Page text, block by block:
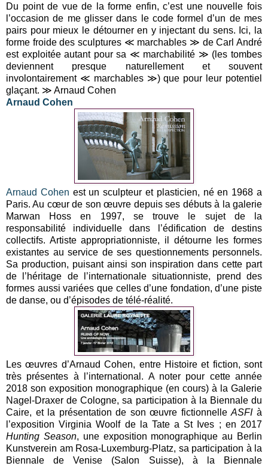
Du point de vue de la forme enfin, c’est une nouvelle fois
l’occasion de me glisser dans le code formel d’un de mes
pairs pour mieux le détourner en y injectant du sens. Ici, la
forme froide des sculptures ≪ marchables ≫ de Carl André
est exploitée autant pour sa ≪ marchabilité ≫ (les tombes
deviennent presque naturellement et souvent
involontairement ≪ marchables ≫) que pour leur potentiel
glaçant. ≫ Arnaud Cohen
Arnaud Cohen
Arnaud Cohen est un sculpteur et plasticien, né en 1968 a
Paris. Au cœur de son œuvre depuis ses débuts à la galerie
Marwan Hoss en 1997, se trouve le sujet de la
responsabilité individuelle dans l’édification de destins
collectifs. Artiste appropriationniste, il détourne les formes
existantes au service de ses questionnements personnels.
Sa production, puisant ainsi son inspiration dans cette part
de l’héritage de l’internationale situationniste, prend des
formes aussi variées que celles d’une fondation, d’une piste
de danse, ou d’épisodes de télé-réalité.
Les œuvres d’Arnaud Cohen, entre Histoire et fiction, sont
très présentes à l’international. A noter pour cette année
2018 son exposition monographique (en cours) à la Galerie
Nagel-Draxer de Cologne, sa participation à la Biennale du
Caire, et la présentation de son œuvre fictionnelleASFIà
l’exposition Virginia Woolf de la Tate a St Ives ; en 2017
Hunting Season, une exposition monographique au Berlin
Kunstverein am Rosa-Luxemburg-Platz, sa participation à la
Biennale de Venise (Salon Suisse), à la Biennale